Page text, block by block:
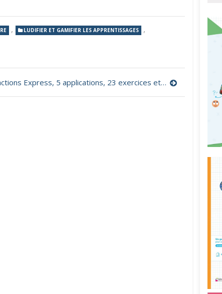
, LUDIFIER ET GAMIFIER LES APPRENTISSAGES ,
Fractions Express, 5 applications, 23 exercices et 9 jeux